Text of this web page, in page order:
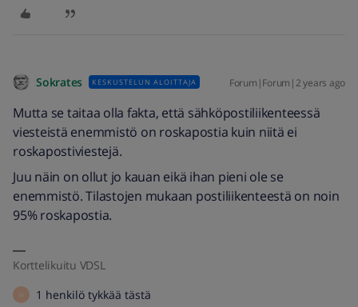
Sokrates KESKUSTELUN ALOITTAJA Forum|Forum|2 years ago
Mutta se taitaa olla fakta, että sähköpostiliikenteessä
viesteistä enemmistö on roskapostia kuin niitä ei
roskapostiviestejä.
Juu näin on ollut jo kauan eikä ihan pieni ole se
enemmistö. Tilastojen mukaan postiliikenteestä on noin
95% roskapostia.
Korttelikuitu VDSL
H 1 henkilö tykkää tästä